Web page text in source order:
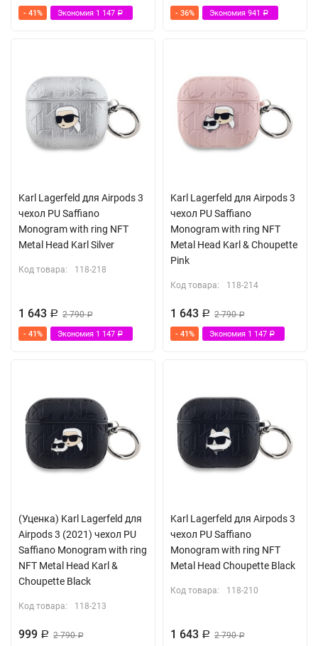
- 41% Экономия 1 147 Р - 36% Экономия 941 Р
Karl Lagerfeld для Airpods 3
чехол PU Saffiano
Monogram with ring NFT
Metal Head Karl Silver
Код товара: 118-218
1 643 Р 2 790Р
- 41% Экономия 1 147 Р
Karl Lagerfeld для Airpods 3
чехол PU Saffiano
Monogram with ring NFT
Metal Head Karl & Choupette
Pink
Код товара: 118-214
1 643 Р 2 790Р
- 41% Экономия 1 147 Р
(Уценка) Karl Lagerfeld для
Airpods 3 (2021) чехол PU
Saffiano Monogram with ring
NFT Metal Head Karl &
Choupette Black
Код товара: 118-213
999 Р 2 790Р
Karl Lagerfeld для Airpods 3
чехол PU Saffiano
Monogram with ring NFT
Metal Head Choupette Black
Код товара: 118-210
1 643 Р 2 790Р